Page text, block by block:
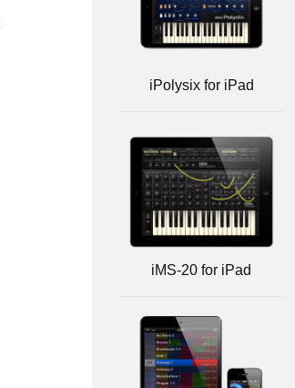
iPolysix for iPad
iMS-20 for iPad